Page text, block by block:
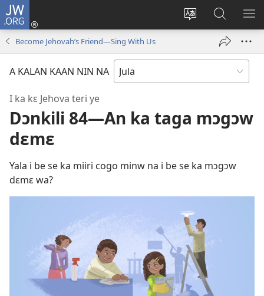
JW.ORG
Kaan
Kɔnti
yɛlɛ
nouvelle
A
ɲini
JW.ORG
kan
Become Jehovah’s Friend—Sing With Us
A KALAN KAAN NIN NA
I ka kɛ Jehova teri ye
Dɔnkili 84—An ka taga mɔgɔw
dɛmɛ
Yala i be se ka miiri cogo minw na i be se ka mɔgɔw
dɛmɛ wa?